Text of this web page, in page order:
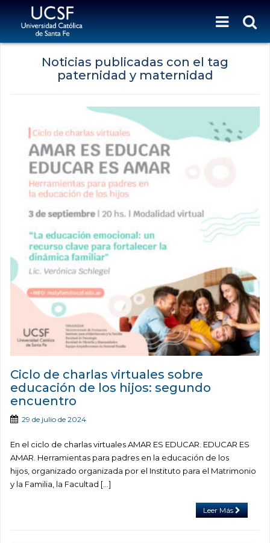
Noticias publicadas con el tag
paternidad y maternidad
Ciclo de charlas virtuales sobre
educación de los hijos: segundo
encuentro
29 de julio de 2024
En el ciclo de charlas virtuales AMAR ES EDUCAR. EDUCAR ES
AMAR. Herramientas para padres en la educación de los
hijos, organizado organizada por el Instituto para el Matrimonio
y la Familia, la Facultad […]
Leer Más